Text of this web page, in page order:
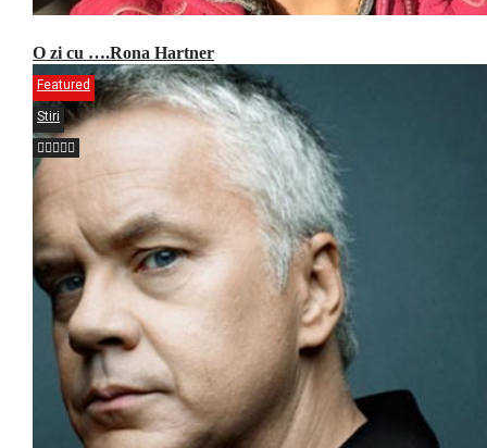
O zi cu ….Rona Hartner
Featured
Stiri